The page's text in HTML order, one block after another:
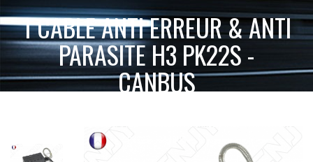
1 CABLE ANTI ERREUR & ANTI
PARASITE H3 PK22S -
CANBUS